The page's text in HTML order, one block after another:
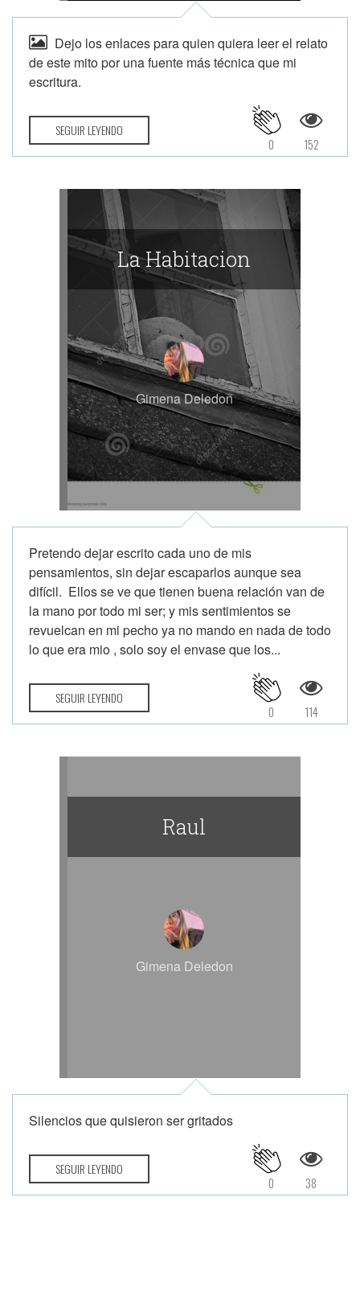
Dejo los enlaces para quien quiera leer el relato
de este mito por una fuente más técnica que mi
escritura.
SEGUIR LEYENDO
152
0
La Habitacion
Gimena Deledon
Pretendo dejar escrito cada uno de mis
pensamientos, sin dejar escaparlos aunque sea
difícil. Ellos se ve que tienen buena relación van de
la mano por todo mi ser; y mis sentimientos se
revuelcan en mi pecho ya no mando en nada de todo
lo que era mio , solo soy el envase que los...
SEGUIR LEYENDO
114
0
Raul
Gimena Deledon
Silencios que quisieron ser gritados
SEGUIR LEYENDO
38
0